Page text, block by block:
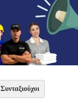
Συνταξιούχοι